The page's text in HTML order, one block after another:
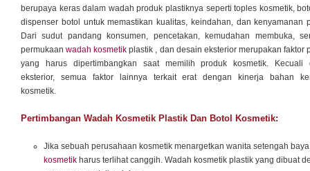
berupaya keras dalam wadah produk plastiknya seperti toples kosmetik,
dispenser botol untuk memastikan kualitas, keindahan, dan kenyamanan
Dari sudut pandang konsumen, pencetakan, kemudahan membuka,
permukaanwadah kosmetik plastik , dan desain eksterior merupakan faktor
yang harus dipertimbangkan saat memilih produk kosmetik. Kecuali
eksterior, semua faktor lainnya terkait erat dengan kinerja bahan
kosmetik.
Pertimbangan Wadah Kosmetik Plastik Dan Botol Kosmetik:
Jika sebuah perusahaan kosmetik menargetkan wanita setengah
kosmetik harus terlihat canggih. Wadah kosmetik plastik yang dibuat